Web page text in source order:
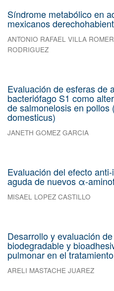
Síndrome metabólico en
mexicanos
ANTONIO RAFAEL VILLA
RODRIGUEZ
Evaluación de esferas de
bacteriófago S1 como
de salmonelosis en pollos
domesticus)
JANETH GOMEZ GARCIA
Evaluación del efecto
aguda de nuevos α-
MISAEL LOPEZ CASTILLO
Desarrollo y evaluación
biodegradable y
pulmonar en el
ARELI MASTACHE JUAREZ